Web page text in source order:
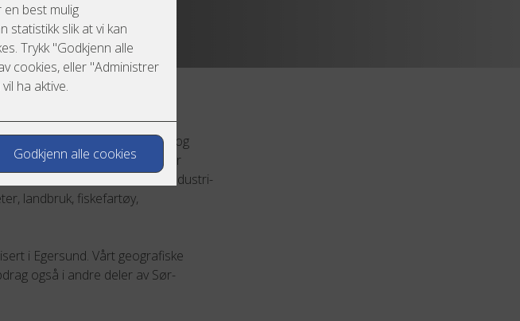
et bredt spekter av produkter og
Våre hovedmarkeder er
elektronikk. Våre kunder er Industri-
landbruk, fiskefartøy,
i Egersund. Vårt geografiske
også i andre deler av Sør-